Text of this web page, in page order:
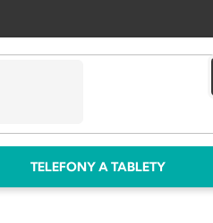
TELEFONY A TABLETY